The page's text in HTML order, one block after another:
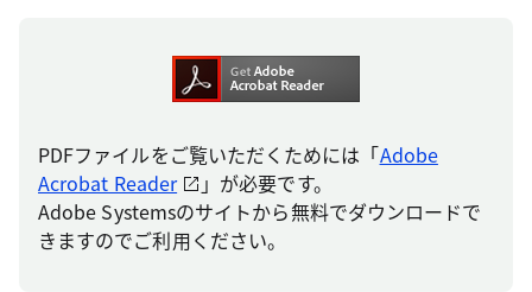
PDFファイルをご覧いただくためには「Adobe
Acrobat Reader
」が必要です。
Adobe Systemsのサイトから無料でダウンロードで
きますのでご利用ください。